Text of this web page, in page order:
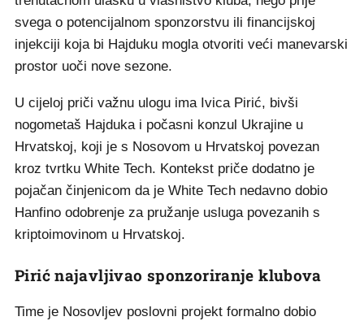
svega o potencijalnom sponzorstvu ili financijskoj
injekciji koja bi Hajduku mogla otvoriti veći manevarski
prostor uoči nove sezone.
U cijeloj priči važnu ulogu ima Ivica Pirić, bivši
nogometaš Hajduka i počasni konzul Ukrajine u
Hrvatskoj, koji je s Nosovom u Hrvatskoj povezan
kroz tvrtku White Tech. Kontekst priče dodatno je
pojačan činjenicom da je White Tech nedavno dobio
Hanfino odobrenje za pružanje usluga povezanih s
kriptoimovinom u Hrvatskoj.
Pirić najavljivao sponzoriranje klubova
Time je Nosovljev poslovni projekt formalno dobio